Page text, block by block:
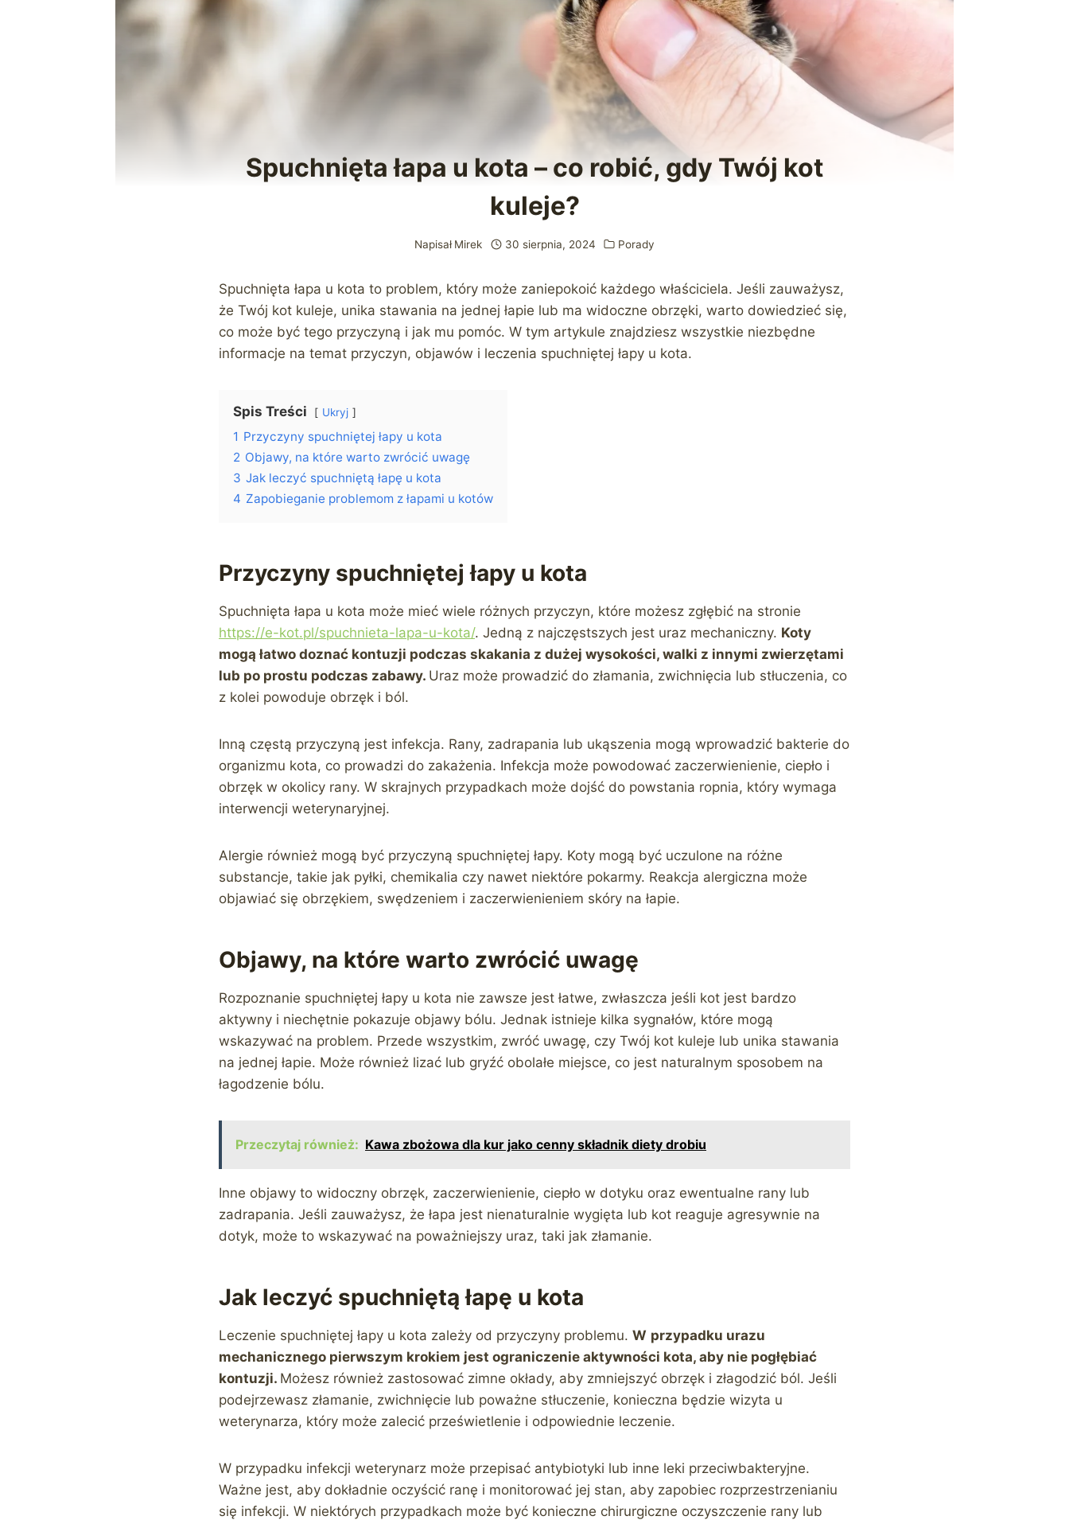
Spuchnięta łapa u kota – co robić, gdy Twój kot
kuleje?
Napisał Mirek 30 sierpnia, 2024 Porady
Spuchnięta łapa u kota to problem, który może zaniepokoić każdego właściciela. Jeśli zauważysz,
że Twój kot kuleje, unika stawania na jednej łapie lub ma widoczne obrzęki, warto dowiedzieć się,
co może być tego przyczyną i jak mu pomóc. W tym artykule znajdziesz wszystkie niezbędne
informacje na temat przyczyn, objawów i leczenia spuchniętej łapy u kota.
Spis Treści Ukryj
1 Przyczyny spuchniętej łapy u kota
2 Objawy, na które warto zwrócić uwagę
3 Jak leczyć spuchniętą łapę u kota
4 Zapobieganie problemom z łapami u kotów
Przyczyny spuchniętej łapy u kota
Spuchnięta łapa u kota może mieć wiele różnych przyczyn, które możesz zgłębić na stronie
https://e-kot.pl/spuchnieta-lapa-u-kota/. Jedną z najczęstszych jest uraz mechaniczny. Koty
mogą łatwo doznać kontuzji podczas skakania z dużej wysokości, walki z innymi zwierzętami
lub po prostu podczas zabawy. Uraz może prowadzić do złamania, zwichnięcia lub stłuczenia, co
z kolei powoduje obrzęk i ból.
Inną częstą przyczyną jest infekcja. Rany, zadrapania lub ukąszenia mogą wprowadzić bakterie do
organizmu kota, co prowadzi do zakażenia. Infekcja może powodować zaczerwienienie, ciepło i
obrzęk w okolicy rany. W skrajnych przypadkach może dojść do powstania ropnia, który wymaga
interwencji weterynaryjnej.
Alergie również mogą być przyczyną spuchniętej łapy. Koty mogą być uczulone na różne
substancje, takie jak pyłki, chemikalia czy nawet niektóre pokarmy. Reakcja alergiczna może
objawiać się obrzękiem, swędzeniem i zaczerwienieniem skóry na łapie.
Objawy, na które warto zwrócić uwagę
Rozpoznanie spuchniętej łapy u kota nie zawsze jest łatwe, zwłaszcza jeśli kot jest bardzo
aktywny i niechętnie pokazuje objawy bólu. Jednak istnieje kilka sygnałów, które mogą
wskazywać na problem. Przede wszystkim, zwróć uwagę, czy Twój kot kuleje lub unika stawania
na jednej łapie. Może również lizać lub gryźć obolałe miejsce, co jest naturalnym sposobem na
łagodzenie bólu.
Przeczytaj również: Kawa zbożowa dla kur jako cenny składnik diety drobiu
Inne objawy to widoczny obrzęk, zaczerwienienie, ciepło w dotyku oraz ewentualne rany lub
zadrapania. Jeśli zauważysz, że łapa jest nienaturalnie wygięta lub kot reaguje agresywnie na
dotyk, może to wskazywać na poważniejszy uraz, taki jak złamanie.
Jak leczyć spuchniętą łapę u kota
Leczenie spuchniętej łapy u kota zależy od przyczyny problemu. W przypadku urazu
mechanicznego pierwszym krokiem jest ograniczenie aktywności kota, aby nie pogłębiać
kontuzji. Możesz również zastosować zimne okłady, aby zmniejszyć obrzęk i złagodzić ból. Jeśli
podejrzewasz złamanie, zwichnięcie lub poważne stłuczenie, konieczna będzie wizyta u
weterynarza, który może zalecić prześwietlenie i odpowiednie leczenie.
W przypadku infekcji weterynarz może przepisać antybiotyki lub inne leki przeciwbakteryjne.
Ważne jest, aby dokładnie oczyścić ranę i monitorować jej stan, aby zapobiec rozprzestrzenianiu
się infekcji. W niektórych przypadkach może być konieczne chirurgiczne oczyszczenie rany lub